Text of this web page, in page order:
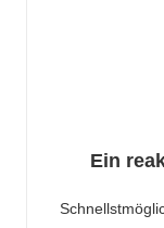
Ein